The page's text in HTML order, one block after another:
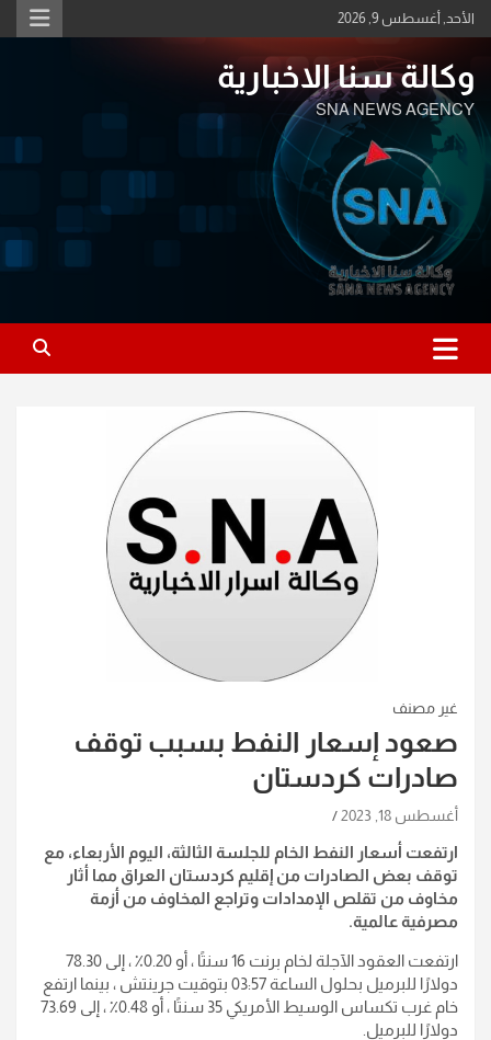
Skip
to
الأحد, أغسطس 9, 2026
وكالة سنا الاخبارية
SNA NEWS AGENCY
غير مصنف
صعود إسعار النفط بسبب توقف
صادرات كردستان
أغسطس 18, 2023
ارتفعت أسعار النفط الخام للجلسة الثالثة، اليوم الأربعاء، مع
توقف بعض الصادرات من إقليم كردستان العراق مما أثار
مخاوف من تقلص الإمدادات وتراجع المخاوف من أزمة
مصرفية عالمية.
ارتفعت العقود الآجلة لخام برنت 16 سنتًا ، أو 0.20٪ ، إلى 78.30
دولارًا للبرميل بحلول الساعة 03:57 بتوقيت جرينتش ، بينما ارتفع
خام غرب تكساس الوسيط الأمريكي 35 سنتًا ، أو 0.48٪ ، إلى 73.69
دولارًا للبرميل.